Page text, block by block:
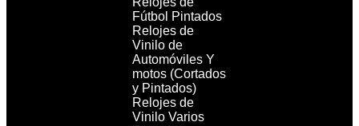
Fútbol Pintados
Relojes de
Vinilo de
Automóviles Y
motos (Cortados
y Pintados)
Relojes de
Vinilo Varios